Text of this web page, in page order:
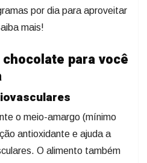
por dia para aproveitar
mais!
para você
o meio-amargo (mínimo
antioxidante e ajuda a
O alimento também